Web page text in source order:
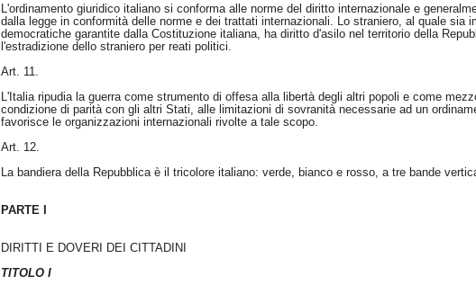
L'ordinamento giuridico italiano si conforma alle norme del diritto internazionale e
dalla legge in conformità delle norme e dei trattati internazionali. Lo straniero, al quale sia
democratiche garantite dalla Costituzione italiana, ha diritto d'asilo nel territorio della
l'estradizione dello straniero per reati politici.
Art. 11.
L'Italia ripudia la guerra come strumento di offesa alla libertà degli altri popoli e come
condizione di parità con gli altri Stati, alle limitazioni di sovranità necessarie ad un
favorisce le organizzazioni internazionali rivolte a tale scopo.
Art. 12.
La bandiera della Repubblica è il tricolore italiano: verde, bianco e rosso, a tre bande
PARTE I
DIRITTI E DOVERI DEI CITTADINI
TITOLO I